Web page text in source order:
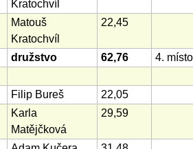
Kratochvíl
Matouš
Kratochvíl
22,45
družstvo 62,76 4. místo
Filip Bureš
22,05
Karla
Matějčková
29,59